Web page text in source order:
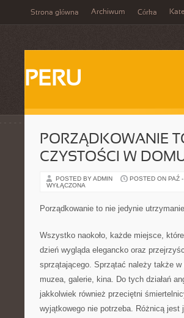
Strona główna Archiwum Córka
PERU
PORZĄDKOWANIE
CZYSTOŚCI W
POSTED BY ADMIN POSTED ON PAŹ
WYŁĄCZONA
Porządkowanie to nie jedynie
Wszystko naokoło, każde miejsce,
dzień wygląda elegancko oraz
sprzątającego. Sprzątać należy także
muzea, galerie, kina. Do tych działań
jakkolwiek również przeciętni
wyjątkowego nie potrzeba. Różnicą